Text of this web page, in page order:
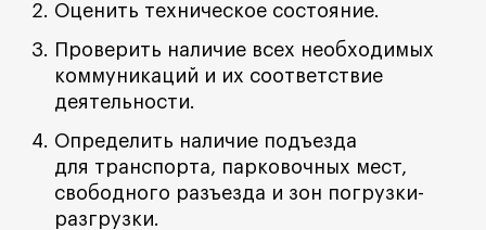
Оценить техническое состояние.
Проверить наличие всех необходимых
коммуникаций и их соответствие
деятельности.
Определить наличие подъезда
для транспорта, парковочных мест,
свободного разъезда и зон погрузки-
разгрузки.